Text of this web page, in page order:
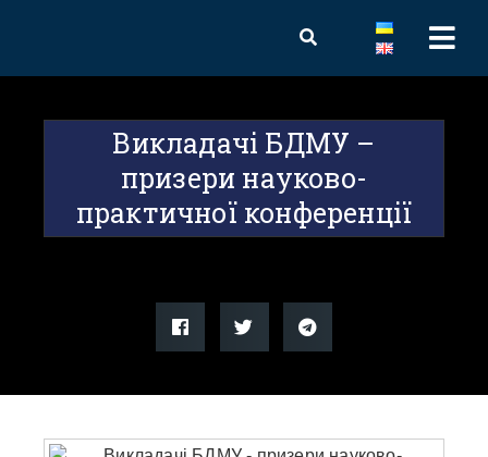
Викладачі БДМУ –
призери науково-
практичної конференції